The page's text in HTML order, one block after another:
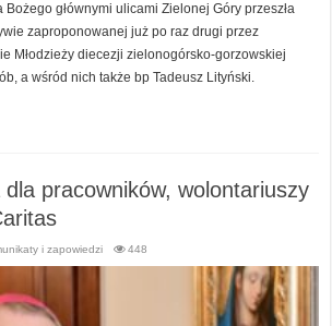
Bożego głównymi ulicami Zielonej Góry przeszła
zaproponowanej już po raz drugi przez
Młodzieży diecezji zielonogórsko-gorzowskiej
a wśród nich także bp Tadeusz Lityński.
dla pracowników, wolontariuszy
i zapowiedzi 448